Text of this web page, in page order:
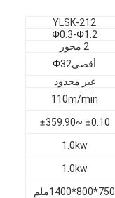
YLSK-212
Φ0.3-Φ1.2
2 محور
أقصى Φ32
غير محدود
110m/min
±0.10 ~
±359.90
1.0kw
1.0kw
750*800*1400ملم